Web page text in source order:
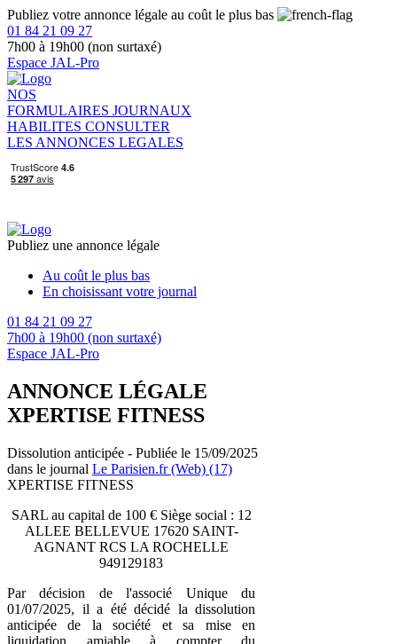
Publiez votre annonce légale au coût le plus bas
01 84 21 09 27
7h00 à 19h00 (non surtaxé)
Espace JAL-Pro
NOS
FORMULAIRES JOURNAUX
HABILITES CONSULTER
LES ANNONCES LEGALES
Publiez une annonce légale
Au coût le plus bas
En choisissant votre journal
01 84 21 09 27
7h00 à 19h00 (non surtaxé)
Espace JAL-Pro
ANNONCE LÉGALE
XPERTISE FITNESS
Dissolution anticipée - Publiée le 15/09/2025
dans le journal Le Parisien.fr (Web) (17)
XPERTISE FITNESS
SARL au capital de 100 € Siège social : 12
ALLEE BELLEVUE 17620 SAINT-
AGNANT RCS LA ROCHELLE
949129183
Par décision de l'associé Unique du
01/07/2025, il a été décidé la dissolution
anticipée de la société et sa mise en
liquidation amiable à compter du